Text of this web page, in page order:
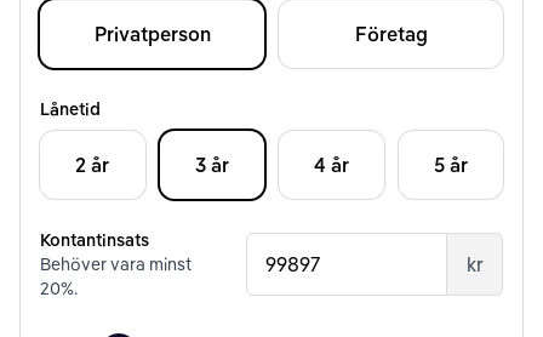
Privatperson Företag
Lånetid
2 år 3 år 4 år 5 år
Kontantinsats
Behöver vara minst
20%.
kr